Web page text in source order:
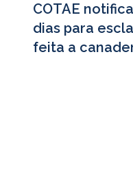
COTAE
dias para
feita a